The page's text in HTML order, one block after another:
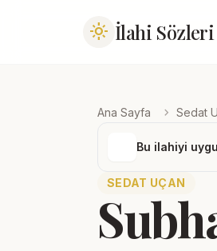
light_mode İlahi Sözleri
Ana Sayfa chevron_right Sedat
Bu ilahiyi
SEDAT UÇAN